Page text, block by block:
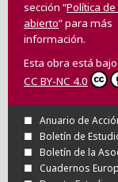
sección “Política de
abierto” para más
información.
Esta obra está
CC BY-NC 4.0
Anuario de
Boletín de
Boletín de la
Cuadernos